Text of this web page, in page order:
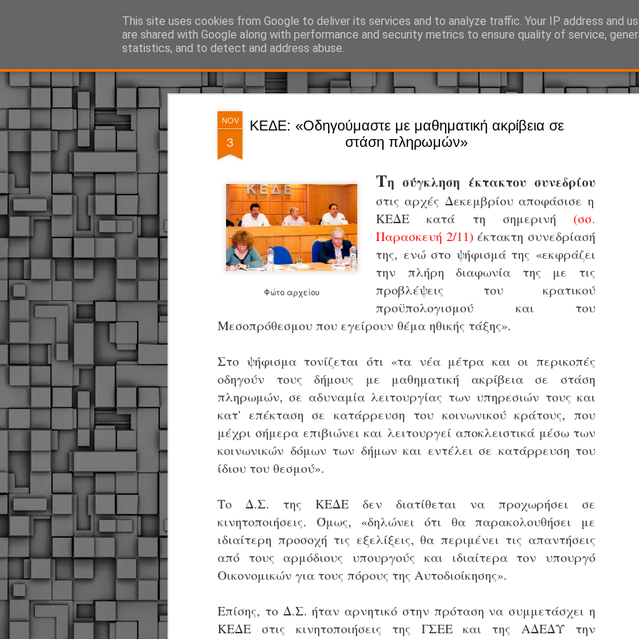
NOV
3
ΚΕΔΕ: «Οδηγούμαστε με μαθηματική ακρίβεια σε
στάση πληρωμών»
Φώτο αρχείου
Τη σύγκληση έκτακτου συνεδρίου
στις αρχές Δεκεμβρίου αποφάσισε η
ΚΕΔΕ κατά τη σημερινή (σσ.
Παρασκευή 2/11)έκτακτη συνεδρίασή
της, ενώ στο ψήφισμά της «εκφράζει
την πλήρη διαφωνία της με τις
προβλέψεις του κρατικού
προϋπολογισμού και του
Μεσοπρόθεσμου που εγείρουν θέμα ηθικής τάξης».
Στο ψήφισμα τονίζεται ότι «τα νέα μέτρα και οι περικοπές
οδηγούν τους δήμους με μαθηματική ακρίβεια σε στάση
πληρωμών, σε αδυναμία λειτουργίας των υπηρεσιών τους και
κατ' επέκταση σε κατάρρευση του κοινωνικού κράτους, που
μέχρι σήμερα επιβιώνει και λειτουργεί αποκλειστικά μέσω των
κοινωνικών δόμων των δήμων και εντέλει σε κατάρρευση του
ίδιου του θεσμού».
Το Δ.Σ. της ΚΕΔΕ δεν διατίθεται να προχωρήσει σε
κινητοποιήσεις. Όμως, «δηλώνει ότι θα παρακολουθήσει με
ιδιαίτερη προσοχή τις εξελίξεις, θα περιμένει τις απαντήσεις
από τους αρμόδιους υπουργούς και ιδιαίτερα τον υπουργό
Οικονομικών για τους πόρους της Αυτοδιοίκησης».
Επίσης, το Δ.Σ. ήταν αρνητικό στην πρόταση να συμμετάσχει η
ΚΕΔΕ στις κινητοποιήσεις της ΓΣΕΕ και της ΑΔΕΔΥ την
This site uses cookies from Google to deliver its services and to analyze traffic. Your IP address and
are shared with Google along with performance and security metrics to ensure quality of service,
statistics, and to detect and address abuse.
ΔΗΜΟΤΙΚΗ ΑΣΤΥΝΟΜΙΑ, τα νέα! Ό, τι συμβαίνει γύρω από τη Δημοτική Αστυνομία, την τοπική
JUL
Άργος -
Ξεκινά επίσημα η
Η Δημοτική Αστυνομία
καθώς από την 1η
επιχειρησιακή
παρουσία του Δήμου
χώρους.
Η νέα υπηρεσία θα
είναι έτοιμοι να
Στο πλαίσιο της
ολοκαίνουργια
τις περιπολίες και τις
στελεχών της υπηρεσίας.
JUN
Δήμος Κοζάνης :
Αναμνηστικά
Απολογισμός των
ελέγχων σε ιδιοκτήτες
Δημοτική Αστυνομία
Θεσσαλονίκης: Ένταση